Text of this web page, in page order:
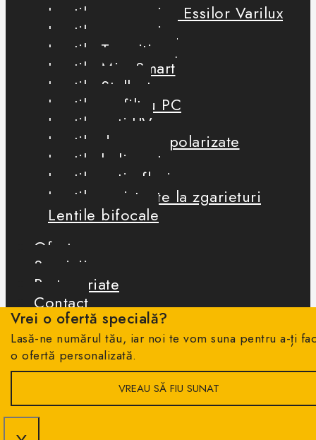
Vrei o ofertă specială?
Lasă-ne numărul tău, iar noi te vom suna pentru a-ți
o ofertă personalizată.
VREAU SĂ FIU SUNAT
Lentile progresive Essilor Varilux
Lentile progresive
Lentile Transitions
Lentile MiyoSmart
Lentile Stellest
Lentile cu filtru PC
Lentile anti-UV
Lentile de soare polarizate
Lentile heliomate
Lentile antireflexie
Lentile rezistente la zgarieturi
Lentile bifocale
Oferte
Servicii
Parteneriate
Contact
CAUTĂ